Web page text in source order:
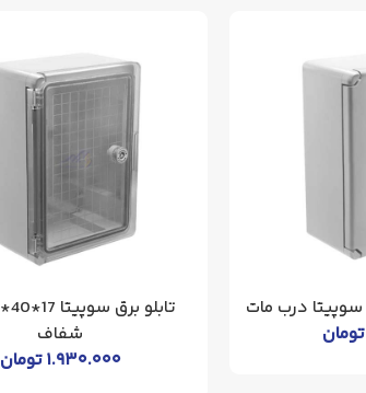
تومان
شفاف
۱.۹۳۰.۰۰۰تومان